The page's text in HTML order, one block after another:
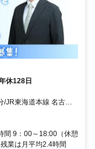
休128日
JR東海道本線 名古屋
鉄名古屋線 近鉄名古
11分/名古屋市営桜通
生駅 徒歩16分
間 9：00～18:00（休憩
業は月平均2.4時間